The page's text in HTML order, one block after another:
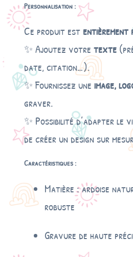
Personnalisation :
Ce produit estentièrement
✨ Ajoutez votretexte
date, citation…).
✨ Fournissez uneimage,
graver.
✨ Possibilité d’adapter le
de créer un design sur
Caractéristiques :
Matière : ardoise
robuste
Gravure de haute